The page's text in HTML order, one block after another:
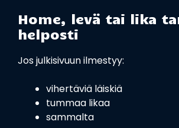
Home, levä tai lika
helposti
Jos julkisivuun ilmestyy:
vihertäviä läiskiä
tummaa likaa
sammalta